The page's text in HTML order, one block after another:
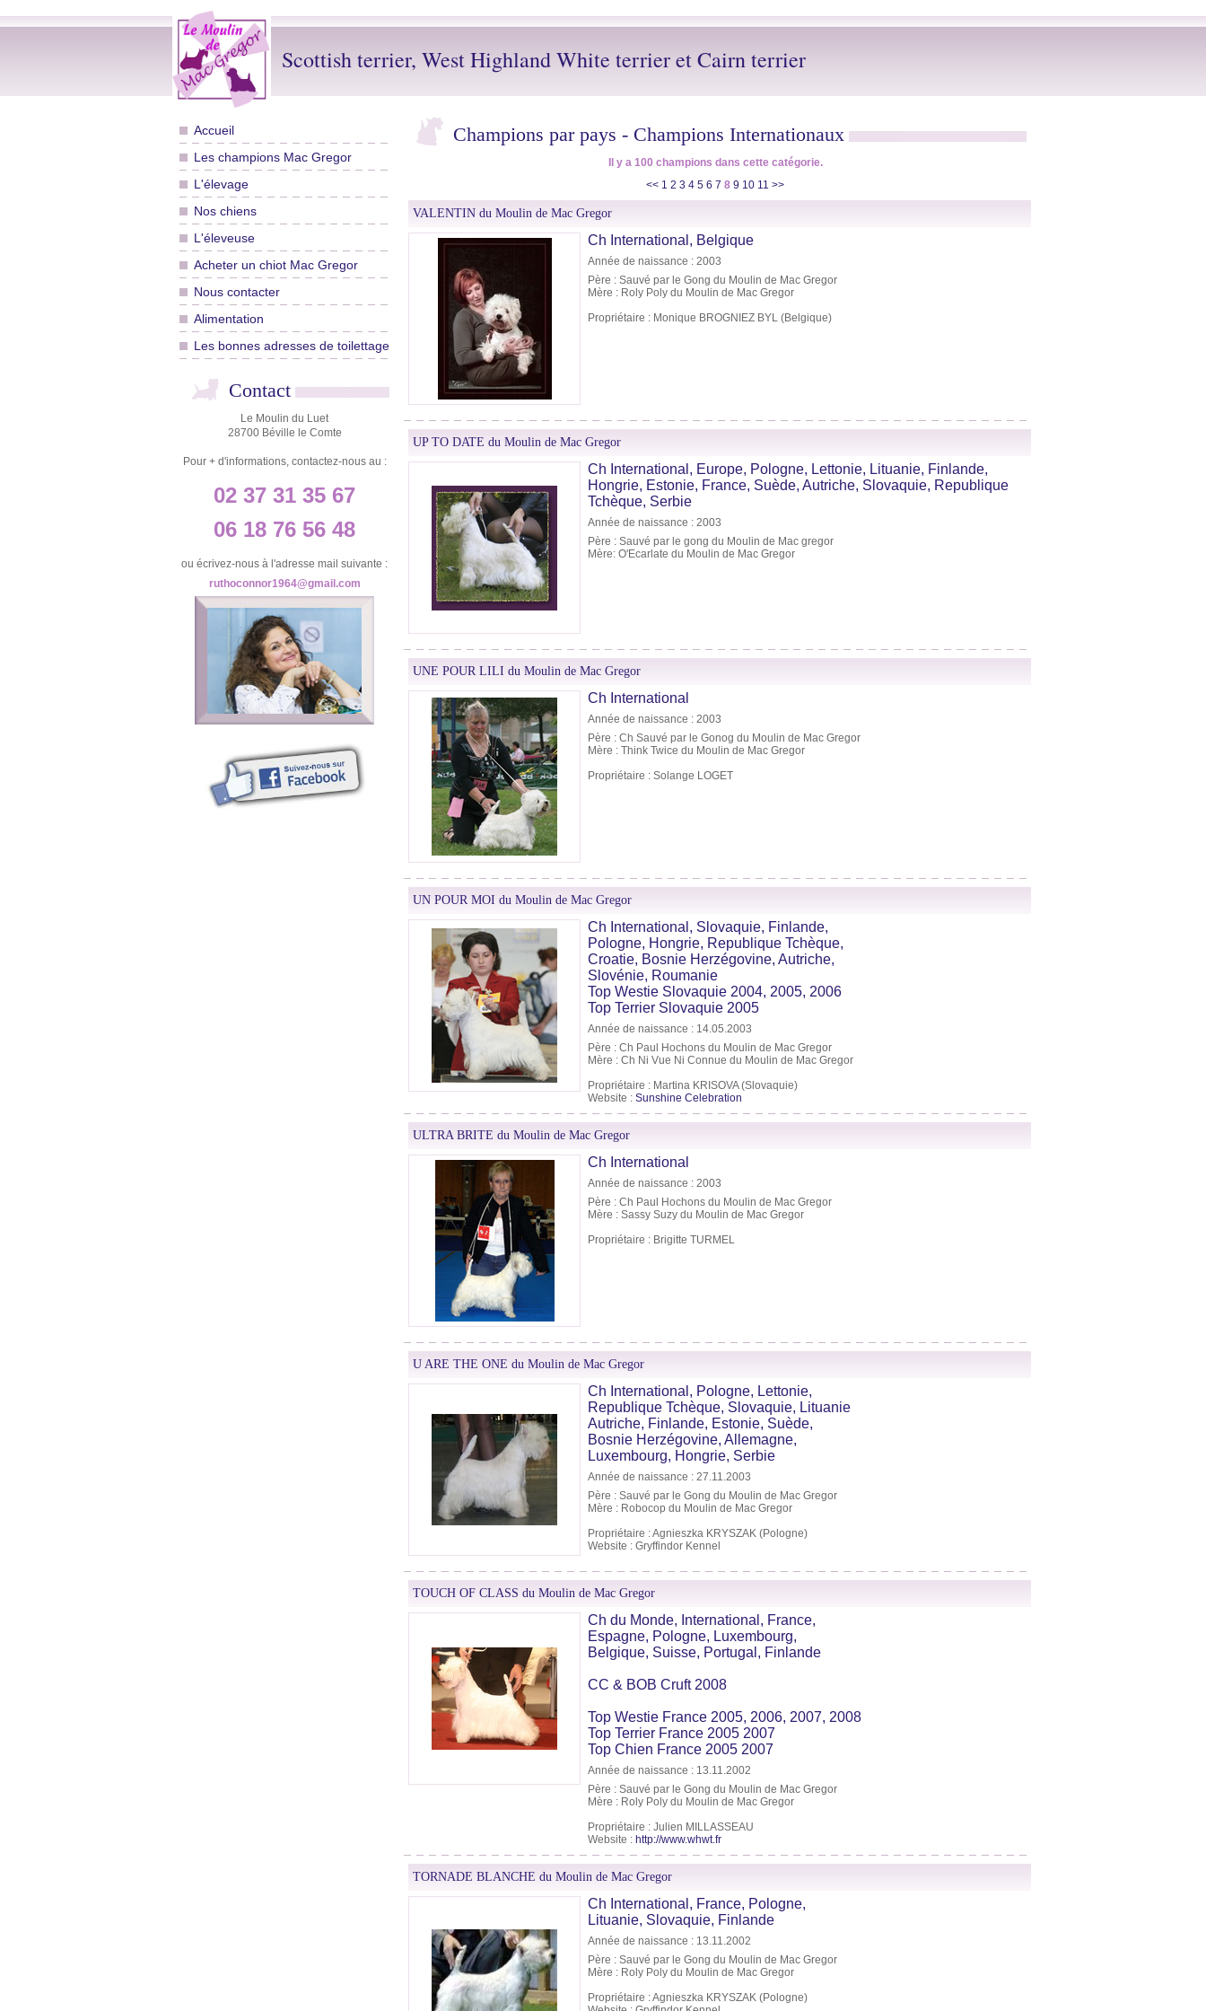
Scottish terrier, West Highland White terrier et Cairn terrier
Accueil
Les champions Mac Gregor
L'élevage
Nos chiens
L'éleveuse
Acheter un chiot Mac Gregor
Nous contacter
Alimentation
Les bonnes adresses de toilettage
Contact
Le Moulin du Luet
28700 Béville le Comte
Pour + d'informations, contactez-nous au :
02 37 31 35 67
06 18 76 56 48
ou écrivez-nous à l'adresse mail suivante :
ruthoconnor1964@gmail.com
Champions par pays - Champions Internationaux
Il y a 100 champions dans cette catégorie.
<< 1 2 3 4 5 6 7 8 9 10 11 >>
VALENTIN du Moulin de Mac Gregor
Ch International, Belgique
Année de naissance : 2003
Père : Sauvé par le Gong du Moulin de Mac Gregor
Mère : Roly Poly du Moulin de Mac Gregor
Propriétaire : Monique BROGNIEZ BYL (Belgique)
UP TO DATE du Moulin de Mac Gregor
Ch International, Europe, Pologne, Lettonie, Lituanie, Finlande,
Hongrie, Estonie, France, Suède, Autriche, Slovaquie, Republique
Tchèque, Serbie
Année de naissance : 2003
Père : Sauvé par le gong du Moulin de Mac gregor
Mère: O'Ecarlate du Moulin de Mac Gregor
UNE POUR LILI du Moulin de Mac Gregor
Ch International
Année de naissance : 2003
Père : Ch Sauvé par le Gonog du Moulin de Mac Gregor
Mère : Think Twice du Moulin de Mac Gregor
Propriétaire : Solange LOGET
UN POUR MOI du Moulin de Mac Gregor
Ch International, Slovaquie, Finlande,
Pologne, Hongrie, Republique Tchèque,
Croatie, Bosnie Herzégovine, Autriche,
Slovénie, Roumanie
Top Westie Slovaquie 2004, 2005, 2006
Top Terrier Slovaquie 2005
Année de naissance : 14.05.2003
Père : Ch Paul Hochons du Moulin de Mac Gregor
Mère : Ch Ni Vue Ni Connue du Moulin de Mac Gregor
Propriétaire : Martina KRISOVA (Slovaquie)
Website : Sunshine Celebration
ULTRA BRITE du Moulin de Mac Gregor
Ch International
Année de naissance : 2003
Père : Ch Paul Hochons du Moulin de Mac Gregor
Mère : Sassy Suzy du Moulin de Mac Gregor
Propriétaire : Brigitte TURMEL
U ARE THE ONE du Moulin de Mac Gregor
Ch International, Pologne, Lettonie,
Republique Tchèque, Slovaquie, Lituanie
Autriche, Finlande, Estonie, Suède,
Bosnie Herzégovine, Allemagne,
Luxembourg, Hongrie, Serbie
Année de naissance : 27.11.2003
Père : Sauvé par le Gong du Moulin de Mac Gregor
Mère : Robocop du Moulin de Mac Gregor
Propriétaire : Agnieszka KRYSZAK (Pologne)
Website : Gryffindor Kennel
TOUCH OF CLASS du Moulin de Mac Gregor
Ch du Monde, International, France,
Espagne, Pologne, Luxembourg,
Belgique, Suisse, Portugal, Finlande
CC & BOB Cruft 2008
Top Westie France 2005, 2006, 2007, 2008
Top Terrier France 2005 2007
Top Chien France 2005 2007
Année de naissance : 13.11.2002
Père : Sauvé par le Gong du Moulin de Mac Gregor
Mère : Roly Poly du Moulin de Mac Gregor
Propriétaire : Julien MILLASSEAU
Website : http://www.whwt.fr
TORNADE BLANCHE du Moulin de Mac Gregor
Ch International, France, Pologne,
Lituanie, Slovaquie, Finlande
Année de naissance : 13.11.2002
Père : Sauvé par le Gong du Moulin de Mac Gregor
Mère : Roly Poly du Moulin de Mac Gregor
Propriétaire : Agnieszka KRYSZAK (Pologne)